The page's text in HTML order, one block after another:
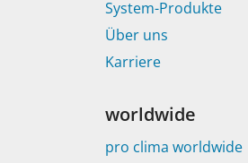
System-Produkte
Über uns
Karriere
worldwide
pro clima worldwide